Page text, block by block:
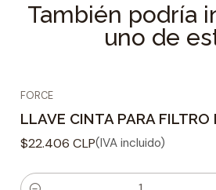
Tipo : Correa
Uso : Filtro Aceite
También podría
uno de
FORCE
LLAVE CINTA PARA FILTRO
$22.406 CLP(IVA incluido)